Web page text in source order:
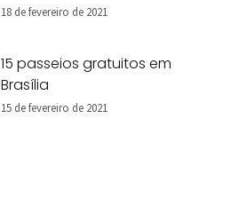
18 de fevereiro de 2021
15 passeios gratuitos em
Brasília
15 de fevereiro de 2021